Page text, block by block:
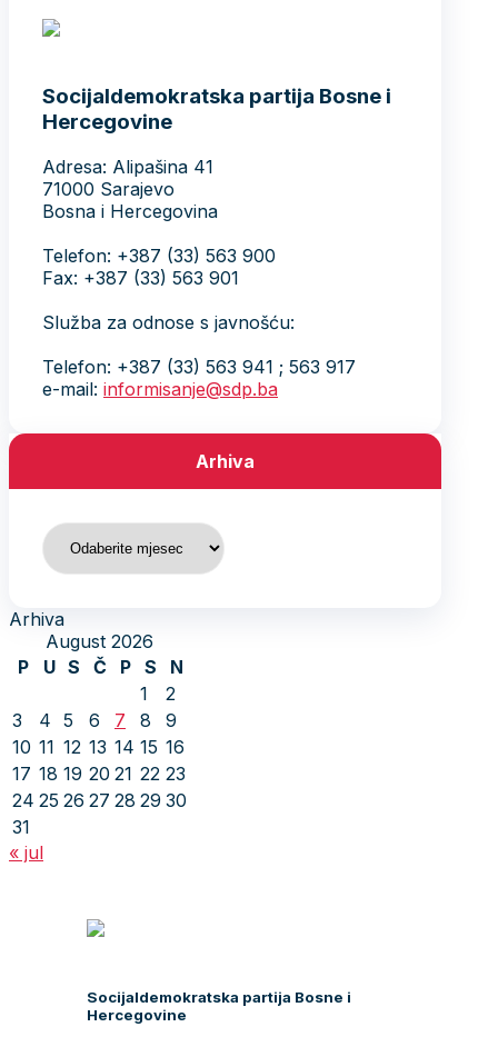
Socijaldemokratska partija Bosne i
Hercegovine
Adresa: Alipašina 41
71000 Sarajevo
Bosna i Hercegovina
Telefon: +387 (33) 563 900
Fax: +387 (33) 563 901
Služba za odnose s javnošću:
Telefon: +387 (33) 563 941 ; 563 917
e-mail: informisanje@sdp.ba
Arhiva
Arhiva
Arhiva
August 2026
P
U S Č P S
N
1
2
3
4 5 6 7 8
9
10 11 12 13 14 15 16
17 18 19 20 21 22 23
24 25 26 27 28 29 30
31
« jul
Socijaldemokratska partija Bosne i
Hercegovine